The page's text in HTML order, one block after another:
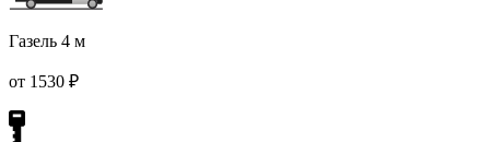
Газель 4 м
от 1530 ₽